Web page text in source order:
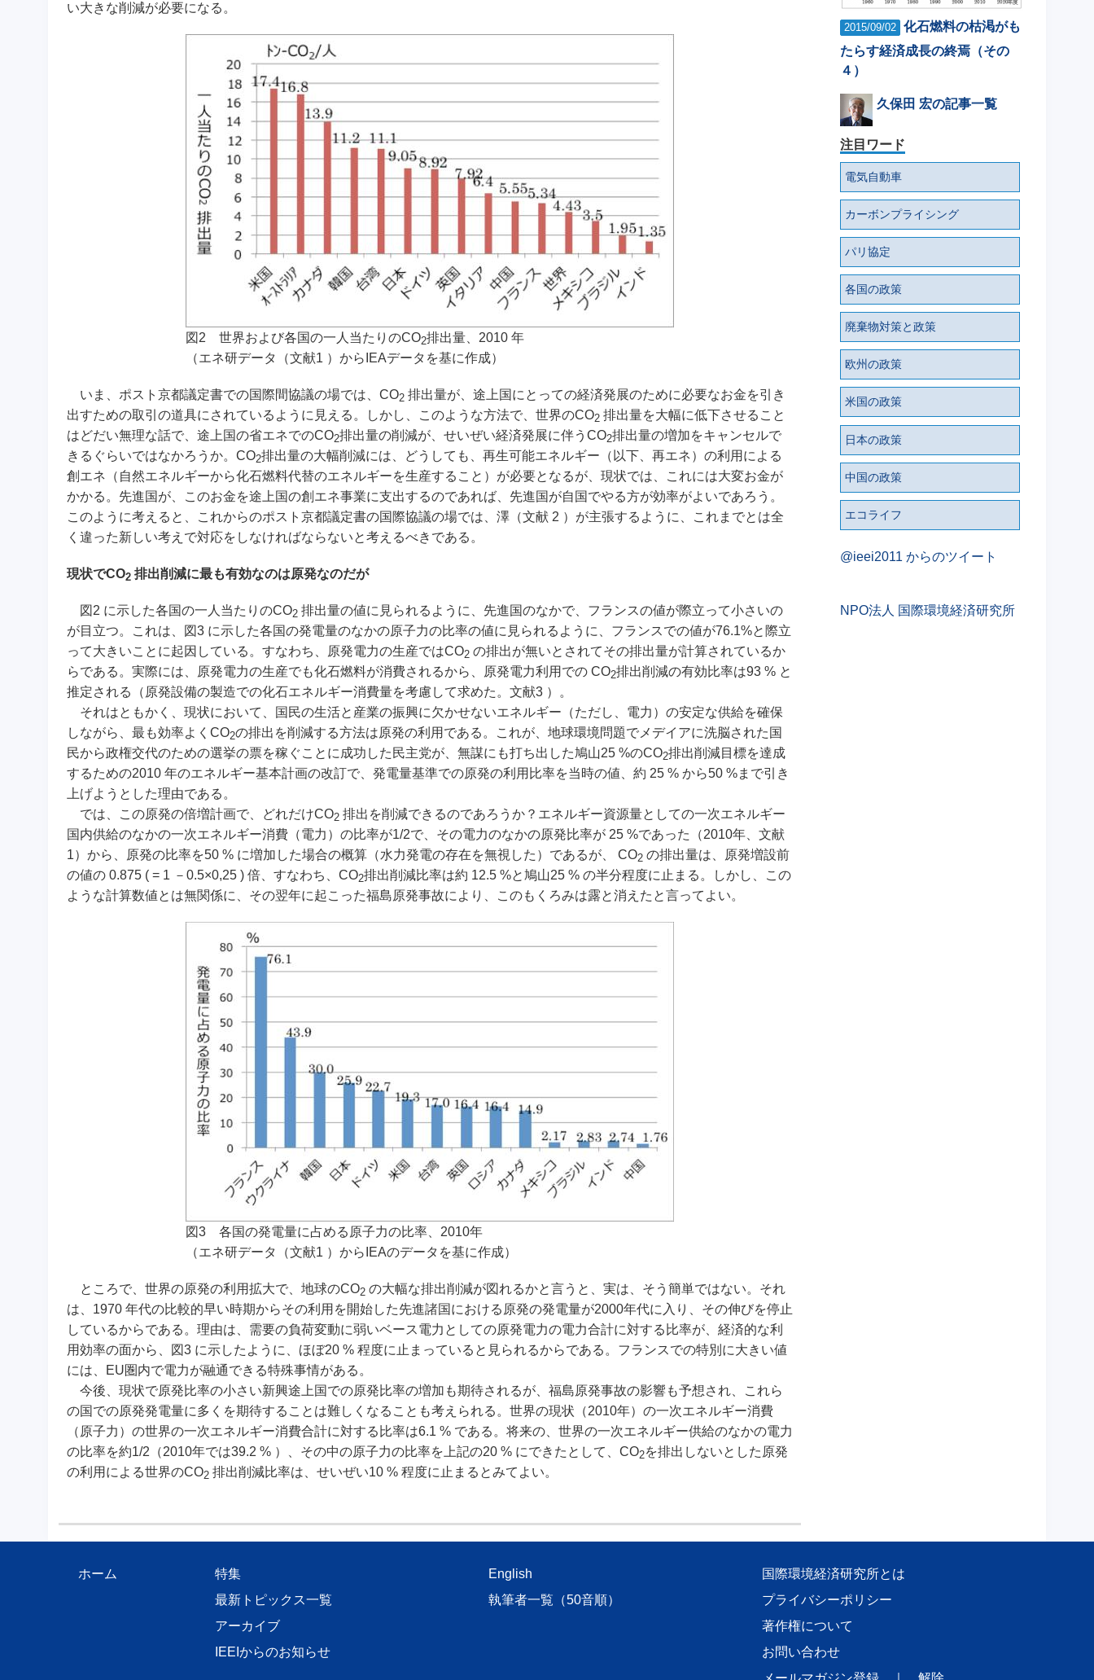
い大きな削減が必要になる。
図2 世界および各国の一人当たりのCO2排出量、2010 年
（エネ研データ（文献1 ）からIEAデータを基に作成）
いま、ポスト京都議定書での国際間協議の場では、CO2 排出量が、途上国にとっての経済発展のために必要なお金を引き
出すための取引の道具にされているように見える。しかし、このような方法で、世界のCO2 排出量を大幅に低下させること
はどだい無理な話で、途上国の省エネでのCO2排出量の削減が、せいぜい経済発展に伴うCO2排出量の増加をキャンセルで
きるぐらいではなかろうか。CO2排出量の大幅削減には、どうしても、再生可能エネルギー（以下、再エネ）の利用による
創エネ（自然エネルギーから化石燃料代替のエネルギーを生産すること）が必要となるが、現状では、これには大変お金が
かかる。先進国が、このお金を途上国の創エネ事業に支出するのであれば、先進国が自国でやる方が効率がよいであろう。
このように考えると、これからのポスト京都議定書の国際協議の場では、澤（文献 2 ）が主張するように、これまでとは全
く違った新しい考えで対応をしなければならないと考えるべきである。
現状でCO2 排出削減に最も有効なのは原発なのだが
図2 に示した各国の一人当たりのCO2 排出量の値に見られるように、先進国のなかで、フランスの値が際立って小さいの
が目立つ。これは、図3 に示した各国の発電量のなかの原子力の比率の値に見られるように、フランスでの値が76.1%と際立
って大きいことに起因している。すなわち、原発電力の生産ではCO2 の排出が無いとされてその排出量が計算されているか
らである。実際には、原発電力の生産でも化石燃料が消費されるから、原発電力利用での CO2排出削減の有効比率は93 % と
推定される（原発設備の製造での化石エネルギー消費量を考慮して求めた。文献3 ）。
それはともかく、現状において、国民の生活と産業の振興に欠かせないエネルギー（ただし、電力）の安定な供給を確保
しながら、最も効率よくCO2の排出を削減する方法は原発の利用である。これが、地球環境問題でメデイアに洗脳された国
民から政権交代のための選挙の票を稼ぐことに成功した民主党が、無謀にも打ち出した鳩山25 %のCO2排出削減目標を達成
するための2010 年のエネルギー基本計画の改訂で、発電量基準での原発の利用比率を当時の値、約 25 % から50 %まで引き
上げようとした理由である。
では、この原発の倍増計画で、どれだけCO2 排出を削減できるのであろうか？エネルギー資源量としての一次エネルギー
国内供給のなかの一次エネルギー消費（電力）の比率が1/2で、その電力のなかの原発比率が 25 %であった（2010年、文献
1）から、原発の比率を50 % に増加した場合の概算（水力発電の存在を無視した）であるが、 CO2 の排出量は、原発増設前
の値の 0.875 ( = 1 －0.5×0,25 ) 倍、すなわち、CO2排出削減比率は約 12.5 %と鳩山25 % の半分程度に止まる。しかし、この
ような計算数値とは無関係に、その翌年に起こった福島原発事故により、このもくろみは露と消えたと言ってよい。
図3 各国の発電量に占める原子力の比率、2010年
（エネ研データ（文献1 ）からIEAのデータを基に作成）
ところで、世界の原発の利用拡大で、地球のCO2 の大幅な排出削減が図れるかと言うと、実は、そう簡単ではない。それ
は、1970 年代の比較的早い時期からその利用を開始した先進諸国における原発の発電量が2000年代に入り、その伸びを停止
しているからである。理由は、需要の負荷変動に弱いベース電力としての原発電力の電力合計に対する比率が、経済的な利
用効率の面から、図3 に示したように、ほぼ20 % 程度に止まっていると見られるからである。フランスでの特別に大きい値
には、EU圏内で電力が融通できる特殊事情がある。
今後、現状で原発比率の小さい新興途上国での原発比率の増加も期待されるが、福島原発事故の影響も予想され、これら
の国での原発発電量に多くを期待することは難しくなることも考えられる。世界の現状（2010年）の一次エネルギー消費
（原子力）の世界の一次エネルギー消費合計に対する比率は6.1 % である。将来の、世界の一次エネルギー供給のなかの電力
の比率を約1/2（2010年では39.2 % ）、その中の原子力の比率を上記の20 % にできたとして、CO2を排出しないとした原発
の利用による世界のCO2 排出削減比率は、せいぜい10 % 程度に止まるとみてよい。
2015/09/02 化石燃料の枯渇がも
たらす経済成長の終焉（その
４）
久保田 宏の記事一覧
注目ワード
電気自動車
カーボンプライシング
パリ協定
各国の政策
廃棄物対策と政策
欧州の政策
米国の政策
日本の政策
中国の政策
エコライフ
@ieei2011 からのツイート
NPO法人 国際環境経済研究所
ホーム
特集
最新トピックス一覧
アーカイブ
IEEIからのお知らせ
English
執筆者一覧（50音順）
国際環境経済研究所とは
プライバシーポリシー
著作権について
お問い合わせ